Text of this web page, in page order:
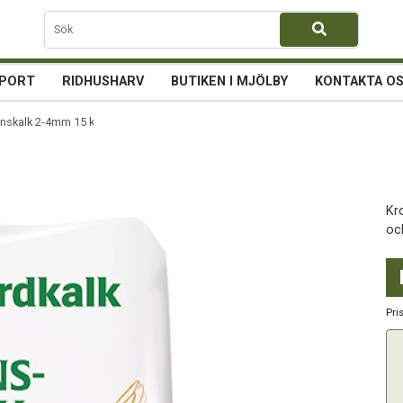
RIDHUSHARV BUTIKEN I MJÖLBY KONTAKTA
2-4mm 15 kg